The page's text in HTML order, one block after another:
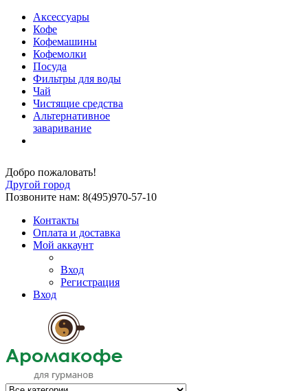
Аксессуары
Кофе
Кофемашины
Кофемолки
Посуда
Фильтры для воды
Чай
Чистящие средства
Альтернативное
заваривание
Добро пожаловать!
Другой город
Позвоните нам: 8(495)970-57-10
Контакты
Оплата и доставка
Мой аккаунт
Вход
Регистрация
Вход